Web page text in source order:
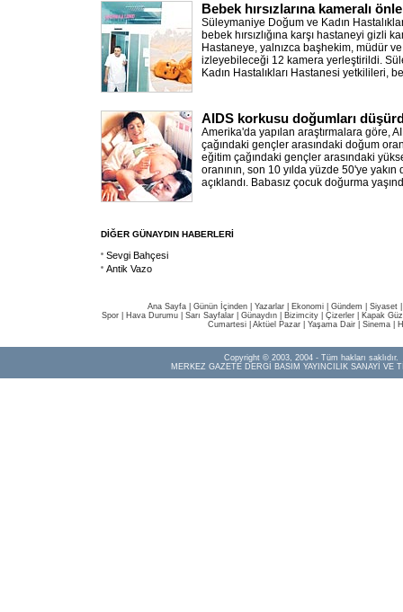
Bebek hırsızlarına kameralı
Süleymaniye Doğum ve Kadın
bebek hırsızlığına karşı hastaneyi gizli
Hastaneye, yalnızca başhekim, müdür
izleyebileceği 12 kamera yerleştirildi.
Kadın Hastalıkları Hastanesi yetkilileri,
AIDS korkusu doğumları
Amerika'da yapılan araştırmalara göre,
çağındaki gençler arasındaki doğum
eğitim çağındaki gençler arasındaki
oranının, son 10 yılda yüzde 50'ye
açıklandı. Babasız çocuk doğurma
DİĞER GÜNAYDIN HABERLERİ
Sevgi Bahçesi
Antik Vazo
Ana Sayfa| Günün İçinden| Yazarlar| Ekonomi| Gündem Siyaset
Spor
Hava Durumu Sarı Sayfalar Günaydın Bizimcity Çizerler
Kapak
Cumartesi
Aktüel Pazar Yaşama Dair Sinema
Copyright © 2003, 2004 - Tüm hakları saklıdır.
MERKEZ GAZETE DERGİ BASIM YAYINCILIK SANAYİ VE